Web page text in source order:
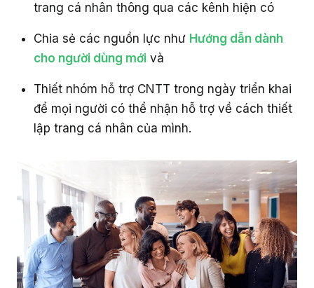
trang cá nhân thông qua các kênh hiện có
Chia sẻ các nguồn lực như Hướng dẫn dành
cho người dùng mới và
Thiết nhóm hỗ trợ CNTT trong ngày triển khai
để mọi người có thể nhận hỗ trợ về cách thiết
lập trang cá nhân của mình.